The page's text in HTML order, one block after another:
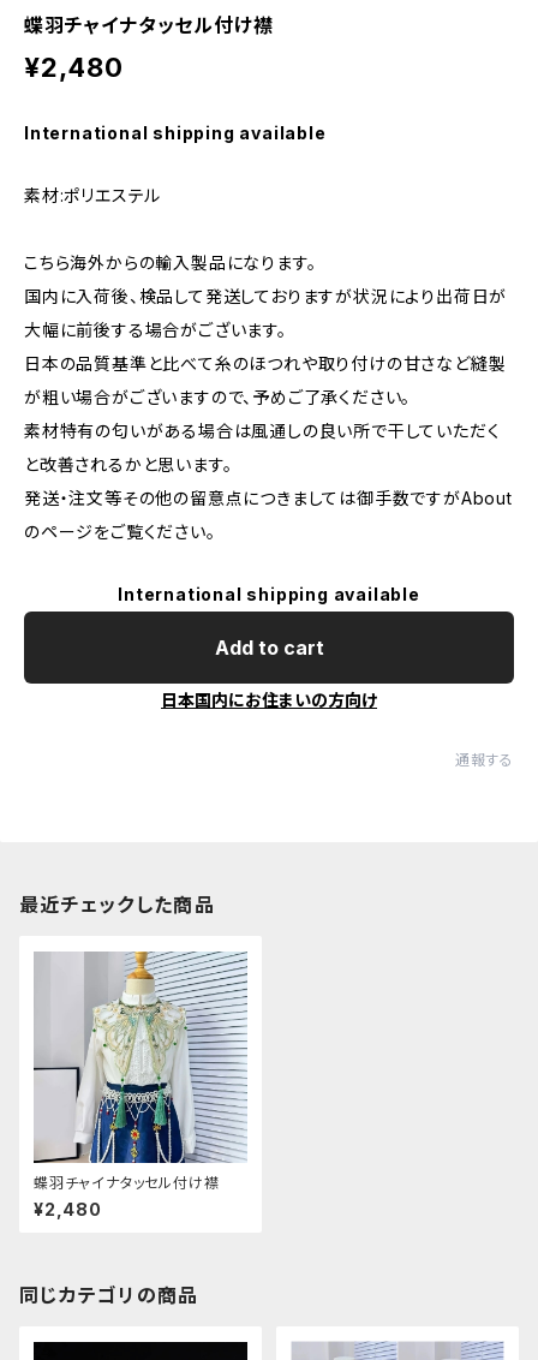
蝶羽チャイナタッセル付け襟
¥2,480
International shipping available
素材:ポリエステル
こちら海外からの輸入製品になります。
国内に入荷後、検品して発送しておりますが状況により出荷日が
大幅に前後する場合がございます。
日本の品質基準と比べて糸のほつれや取り付けの甘さなど縫製
が粗い場合がございますので、予めご了承ください。
素材特有の匂いがある場合は風通しの良い所で干していただく
と改善されるかと思います。
発送・注文等その他の留意点につきましては御手数ですがAbout
のページをご覧ください。
International shipping available
Add to cart
日本国内にお住まいの方向け
通報する
最近チェックした商品
蝶羽チャイナタッセル付け襟
¥2,480
同じカテゴリの商品